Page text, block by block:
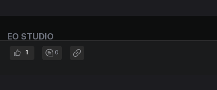
1 0
EO STUDIO